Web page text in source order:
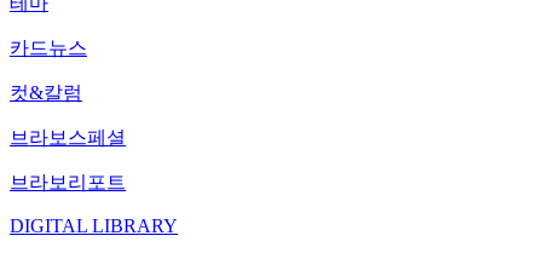
카드뉴스
컷&칼럼
브라보스페셜
브라보리포트
DIGITAL LIBRARY